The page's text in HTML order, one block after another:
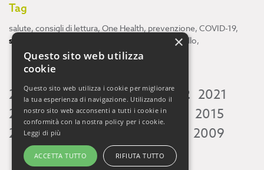
Tag
salute, consigli di lettura, One Health, prevenzione, COVID-19,
scienza cervello,
2026 2025 2024 2023 2022 2021
2020 2019 2018 2017 2016
2015
2014 2013 2009
×
Questo sito web utilizza
cookie
Questo sito web utilizza i cookie per migliorare
la tua esperienza di navigazione. Utilizzando il
nostro sito web acconsenti a tutti i cookie in
conformità con la nostra policy per i cookie.
Leggi di più
ACCETTA TUTTO RIFIUTA TUTTO